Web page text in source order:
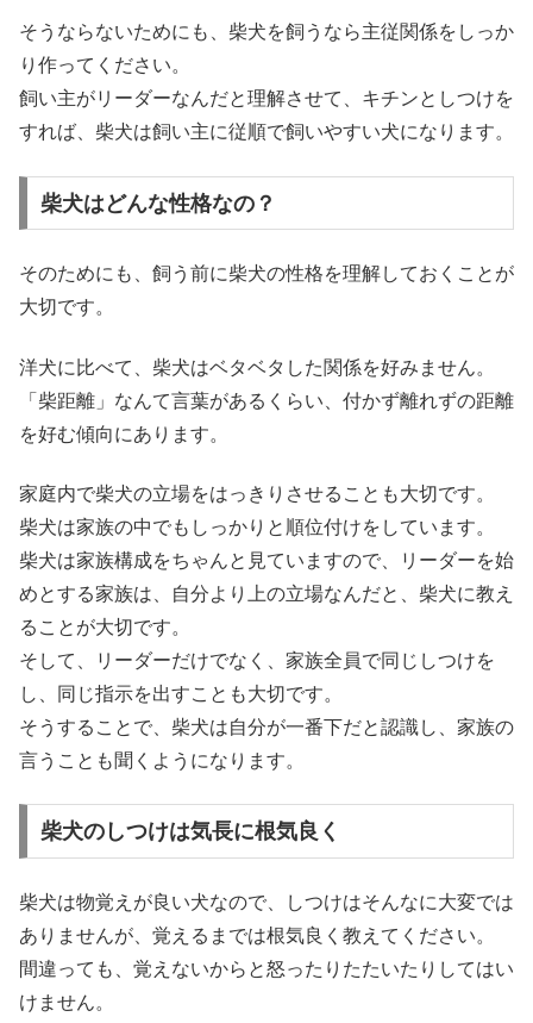
そうならないためにも、柴犬を飼うなら主従関係をしっか
り作ってください。
飼い主がリーダーなんだと理解させて、キチンとしつけを
すれば、柴犬は飼い主に従順で飼いやすい犬になります。
柴犬はどんな性格なの？
そのためにも、飼う前に柴犬の性格を理解しておくことが
大切です。
洋犬に比べて、柴犬はベタベタした関係を好みません。
「柴距離」なんて言葉があるくらい、付かず離れずの距離
を好む傾向にあります。
家庭内で柴犬の立場をはっきりさせることも大切です。
柴犬は家族の中でもしっかりと順位付けをしています。
柴犬は家族構成をちゃんと見ていますので、リーダーを始
めとする家族は、自分より上の立場なんだと、柴犬に教え
ることが大切です。
そして、リーダーだけでなく、家族全員で同じしつけを
し、同じ指示を出すことも大切です。
そうすることで、柴犬は自分が一番下だと認識し、家族の
言うことも聞くようになります。
柴犬のしつけは気長に根気良く
柴犬は物覚えが良い犬なので、しつけはそんなに大変では
ありませんが、覚えるまでは根気良く教えてください。
間違っても、覚えないからと怒ったりたたいたりしてはい
けません。